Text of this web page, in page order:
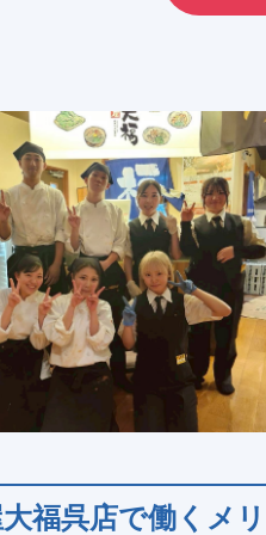
福呉店で働くメ